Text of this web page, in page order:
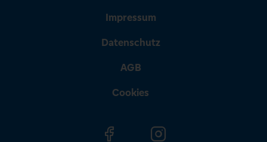
Impressum
Datenschutz
AGB
Cookies